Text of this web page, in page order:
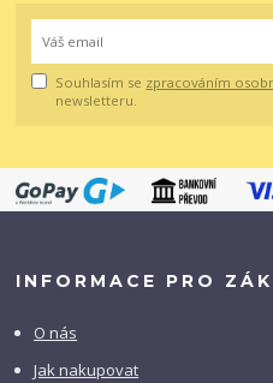
Souhlasím se zpracováním
newsletteru.
INFORMACE PRO
O nás
Jak nakupovat